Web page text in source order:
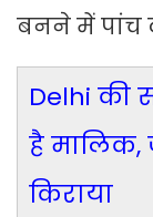
बनने में पांच
Delhi की
है मालिक,
किराया